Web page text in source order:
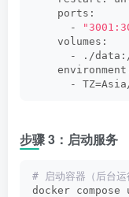
    ports:
      -
    volumes:
- ./
-
步骤 3：启动服务
# 启动容器（后台运
docker compose